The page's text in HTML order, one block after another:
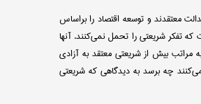
معتقدند و توسعه اقتصاد را براساس
تفکر شریعتی را تحمل نمی‌کنند. آنها
مراتب بیش از شریعتی معتقد به آزادی
چه برسد به دیدگاهی که شریعتی